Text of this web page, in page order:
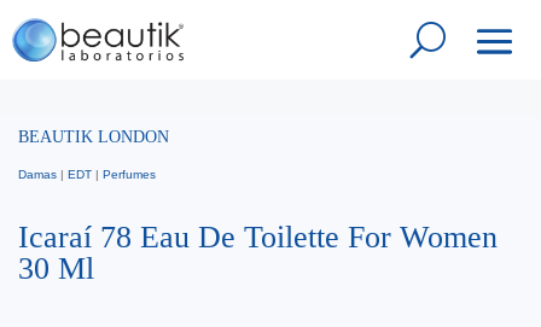
BEAUTIK LONDON
Damas | EDT | Perfumes
Icaraí 78 Eau De Toilette For Women
30 Ml